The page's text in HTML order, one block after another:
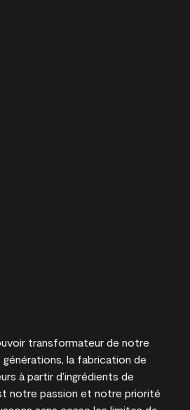
transformateur de notre
la fabrication de
à partir d’ingrédients de
notre passion et notre priorité